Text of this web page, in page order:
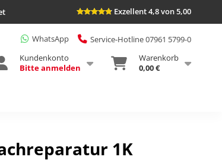
Exzellent 4,8 von 5,00
WhatsApp
Service-Hotline 07961 5799-0
Kundenkonto
Bitte anmelden
Warenkorb
0,00 €
1K